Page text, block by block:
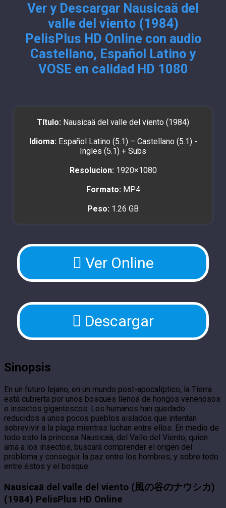
Ver y Descargar Nausicaä del
valle del viento (1984)
PelisPlus HD Online con audio
Castellano, Español Latino y
VOSE en calidad HD 1080
Título: Nausicaä del valle del viento (1984)
Idioma: Español Latino (5.1) – Castellano (5.1) -
Ingles (5.1) + Subs
Resolucion: 1920×1080
Formato: MP4
Peso: 1.26 GB
Ver Online
Descargar
Sinopsis
En un futuro lejano, en un mundo post-apocalíptico, la Tierra
está cubierta por unos bosques llenos de hongos venenosos
e insectos gigantescos. Los humanos han quedado
reducidos a unos pocos pueblos aislados que intentan
sobrevivir a la plaga mientras luchan entre ellos. En medio de
todo esto la princesa Nausicaä, del Valle del Viento, quien
ama a los insectos, buscará comprender el origen del
problema y conseguir la paz entre los hombres, y sobre todo
entre éstos y el bosque.
Nausicaä del valle del viento (風の谷のナウシカ)
(1984) PelisPlus HD Online